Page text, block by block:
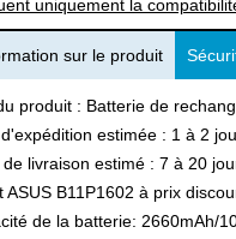
uniquement la
sur le produit
produit : Batterie de
estimée : 1 à 2
de livraison estimé : 7 à 20
ASUS B11P1602 à prix
de la batterie: 2660mAh/